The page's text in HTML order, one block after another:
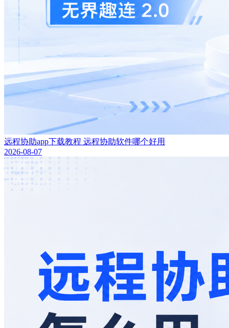
远程协助app下载教程 远程协助软件哪个好用
2026-08-07